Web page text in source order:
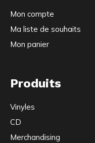
Mon compte
Ma liste de souhaits
Mon panier
Produits
Vinyles
CD
Merchandising